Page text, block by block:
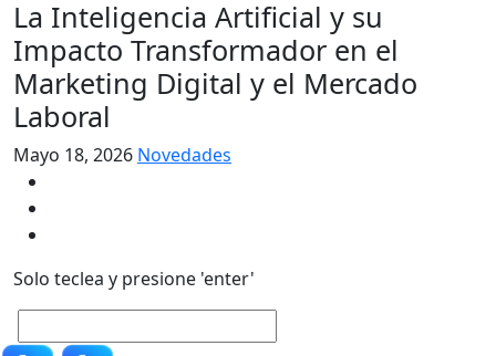
La Inteligencia Artificial y su
Impacto Transformador en el
Marketing Digital y el Mercado
Laboral
Mayo 18, 2026 Novedades
Solo teclea y presione 'enter'